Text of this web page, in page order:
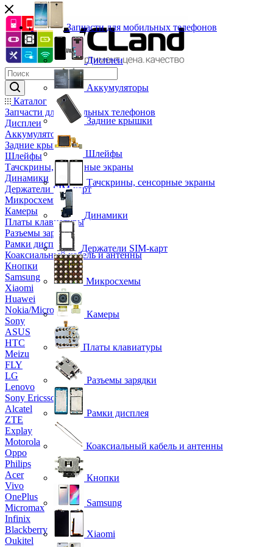
Каталог
Запчасти для мобильных телефонов
Дисплеи
Аккумуляторы
Задние крышки
Шлейфы
Тачскрины, сенсорные экраны
Динамики
Держатели SIM-карт
Микросхемы
Камеры
Платы клавиатуры
Разъемы зарядки
Рамки дисплея
Коаксиальный кабель и антенны
Кнопки
Samsung
Xiaomi
Huawei
Nokia/Microsoft
Sony
ASUS
HTC
Meizu
FLY
LG
Lenovo
Sony Ericsson
Alcatel
ZTE
Explay
Motorola
Oppo
Philips
Acer
Vivo
OnePlus
Micromax
Infinix
Blackberry
Oukitel
Запчасти для мобильных телефонов
Дисплеи
Аккумуляторы
Задние крышки
Шлейфы
Тачскрины, сенсорные экраны
Динамики
Держатели SIM-карт
Микросхемы
Камеры
Платы клавиатуры
Разъемы зарядки
Рамки дисплея
Коаксиальный кабель и антенны
Кнопки
Samsung
Xiaomi